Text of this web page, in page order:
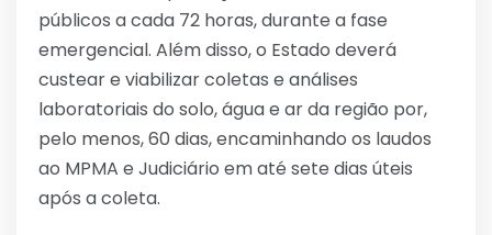
públicos a cada 72 horas, durante a fase
emergencial. Além disso, o Estado deverá
custear e viabilizar coletas e análises
laboratoriais do solo, água e ar da região por,
pelo menos, 60 dias, encaminhando os laudos
ao MPMA e Judiciário em até sete dias úteis
após a coleta.